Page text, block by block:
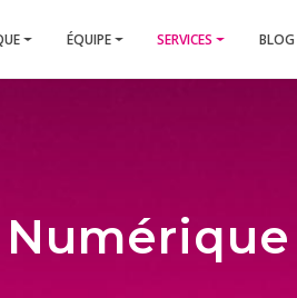
ÉQUIPE SERVICES BLOG